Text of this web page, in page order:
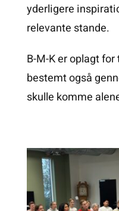
yderligere
relevante stande.
B-M-K er oplagt
bestemt også
skulle komme